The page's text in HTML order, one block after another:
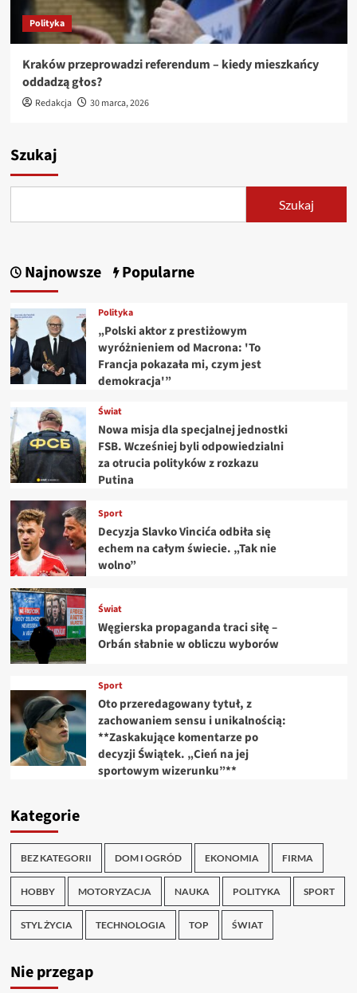
Polityka
Kraków przeprowadzi referendum – kiedy mieszkańcy
oddadzą głos?
Redakcja 30 marca, 2026
Szukaj
Szukaj
Najnowsze Popularne
Polityka
„Polski aktor z prestiżowym
wyróżnieniem od Macrona: 'To
Francja pokazała mi, czym jest
demokracja'”
Świat
Nowa misja dla specjalnej jednostki
FSB. Wcześniej byli odpowiedzialni
za otrucia polityków z rozkazu
Putina
Sport
Decyzja Slavko Vincića odbiła się
echem na całym świecie. „Tak nie
wolno”
Świat
Węgierska propaganda traci siłę –
Orbán słabnie w obliczu wyborów
Sport
Oto przeredagowany tytuł, z
zachowaniem sensu i unikalnością:
**Zaskakujące komentarze po
decyzji Świątek. „Cień na jej
sportowym wizerunku”**
Kategorie
BEZ KATEGORII DOM I OGRÓD EKONOMIA FIRMA
HOBBY MOTORYZACJA NAUKA POLITYKA SPORT
STYL ŻYCIA TECHNOLOGIA TOP ŚWIAT
Nie przegap